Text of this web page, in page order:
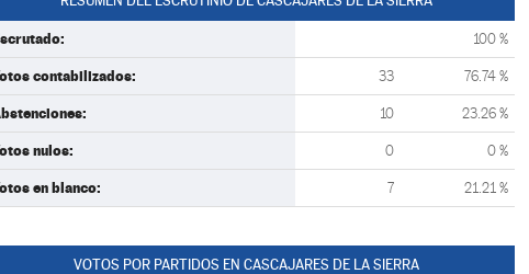
100 %
contabilizados: 33 76.74 %
10 23.26 %
nulos: 0 0 %
en blanco: 7 21.21 %
VOTOS POR PARTIDOS EN CASCAJARES DE LA SIERRA